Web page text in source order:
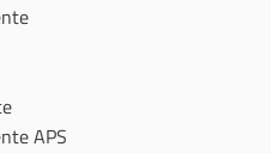
APS